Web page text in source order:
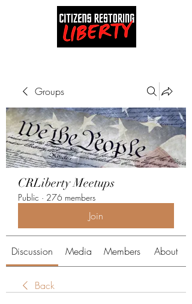
Groups
CRLiberty Meetups
Public · 276 members
Join
Discussion Media Members About
Back